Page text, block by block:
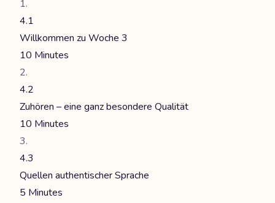
4.1
Willkommen zu Woche 3
10 Minutes
4.2
Zuhören – eine ganz besondere Qualität
10 Minutes
4.3
Quellen authentischer Sprache
5 Minutes